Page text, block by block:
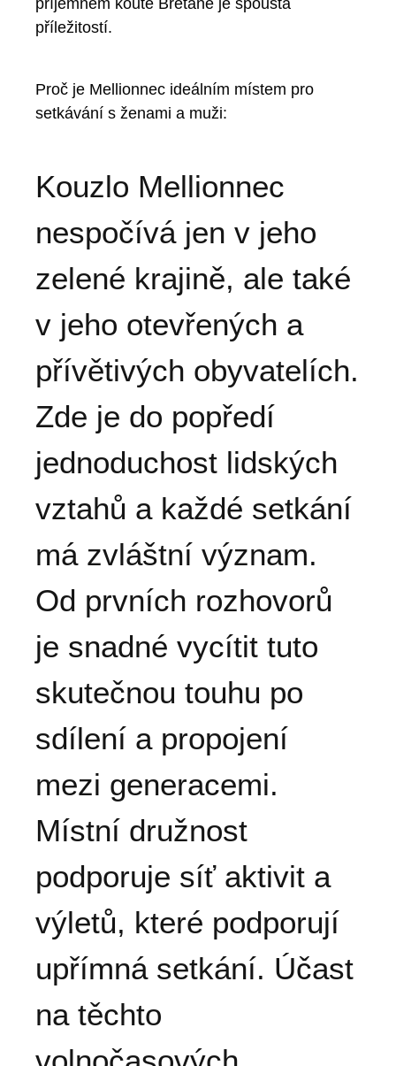
příležitostí.
Proč je Mellionnec ideálním místem pro
setkávání s ženami a muži:
Kouzlo Mellionnec
nespočívá jen v jeho
zelené krajině, ale také
v jeho otevřených a
přívětivých obyvatelích.
Zde je do popředí
jednoduchost lidských
vztahů a každé setkání
má zvláštní význam.
Od prvních rozhovorů
je snadné vycítit tuto
skutečnou touhu po
sdílení a propojení
mezi generacemi.
Místní družnost
podporuje síť aktivit a
výletů, které podporují
upřímná setkání. Účast
na těchto